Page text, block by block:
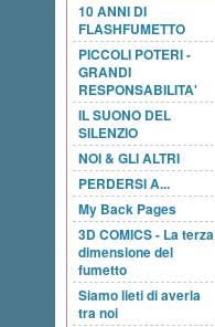
10 ANNI DI
FLASHFUMETTO
PICCOLI POTERI -
GRANDI
RESPONSABILITA'
IL SUONO DEL
SILENZIO
NOI & GLI ALTRI
PERDERSI A...
My Back Pages
3D COMICS - La terza
dimensione del
fumetto
Siamo lieti di averla
tra noi